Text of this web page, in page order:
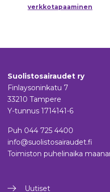
verkkotapaaminen
Suolistosairaudet ry
Finlaysoninkatu 7
33210 Tampere
Y-tunnus 1714141-6
Puh 044 725 4400
info@suolistosairaudet.fi
Toimiston puhelinaika
Uutiset